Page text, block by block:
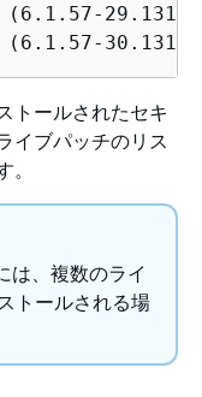
(6.1.57-
(6.1.57-
トールされたセキ
イブパッチのリス
は、複数のライ
トールされる場